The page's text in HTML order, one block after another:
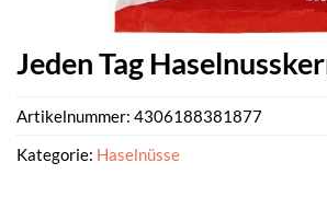
Jeden Tag
Artikelnummer: 4306188381877
Kategorie: Haselnüsse